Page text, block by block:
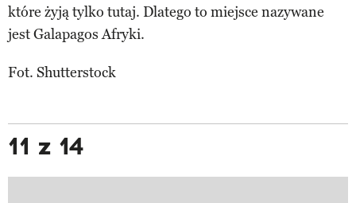
które żyją tylko tutaj. Dlatego to miejsce nazywane
jest Galapagos Afryki.
Fot. Shutterstock
11 z 14